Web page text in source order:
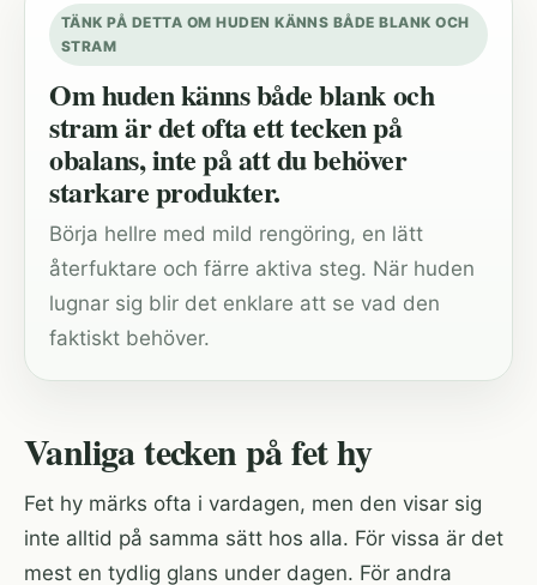
TÄNK PÅ DETTA OM HUDEN KÄNNS BÅDE BLANK OCH
STRAM
Om huden känns både blank och
stram är det ofta ett tecken på
obalans, inte på att du behöver
starkare produkter.
Börja hellre med mild rengöring, en lätt
återfuktare och färre aktiva steg. När huden
lugnar sig blir det enklare att se vad den
faktiskt behöver.
Vanliga tecken på fet hy
Fet hy märks ofta i vardagen, men den visar sig
inte alltid på samma sätt hos alla. För vissa är det
mest en tydlig glans under dagen. För andra